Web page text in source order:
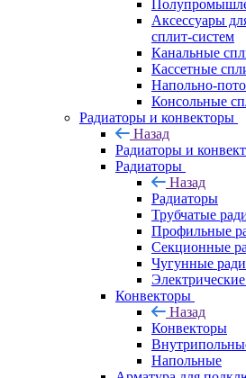
Аксессуары
сплит-систем
Канальные
Кассетные
Напольно-
Консольные
Радиаторы и конвекторы
Назад
Радиаторы и
Радиаторы
Назад
Радиаторы
Трубчатые
Профильные
Секционные
Чугунные
Конвекторы
Назад
Конвекторы
Напольные